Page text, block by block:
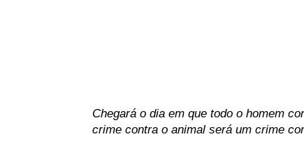
Chegará o dia em que todo o homem
crime contra o animal será um crime